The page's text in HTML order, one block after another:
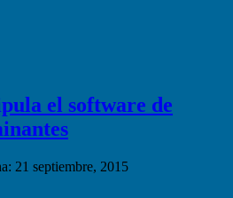
el software de
21 septiembre, 2015